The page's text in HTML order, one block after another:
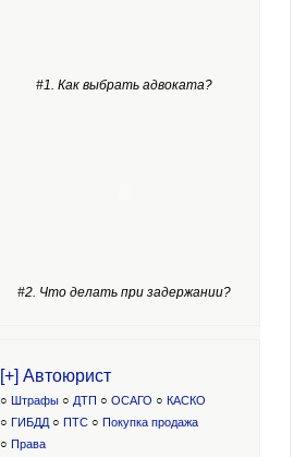
#1. Как выбрать адвоката?
#2. Что делать при задержании?
[+] Автоюрист
○ Штрафы ○ ДТП ○ ОСАГО ○ КАСКО
○ ГИБДД ○ ПТС ○ Покупка продажа
○ Права